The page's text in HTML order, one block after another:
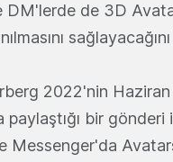
DM'lerde de 3D
2022'nin Haziran
paylaştığı bir gönderi
Messenger'da